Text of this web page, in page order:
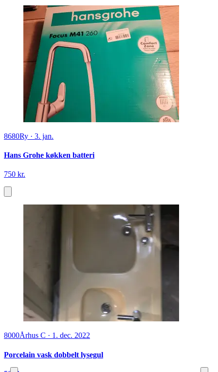
8680Ry · 3. jan.
Hans Grohe køkken batteri
750 kr.
8000Århus C · 1. dec. 2022
Porcelain vask dobbelt lysegul